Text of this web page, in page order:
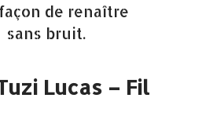
de renaître
sans bruit.
Lucas – Fil